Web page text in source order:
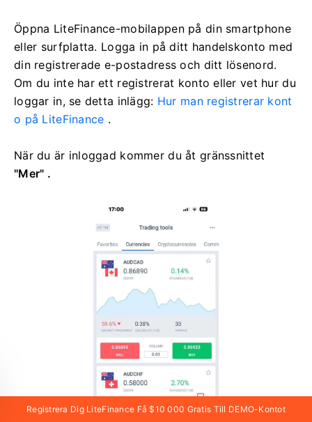
Öppna LiteFinance-mobilappen på din smartphone
eller surfplatta. Logga in på ditt handelskonto med
din registrerade e-postadress och ditt lösenord.
Om du inte har ett registrerat konto eller vet hur du
loggar in, se detta inlägg: Hur man registrerar kont
o på LiteFinance .
När du är inloggad kommer du åt gränssnittet
"Mer" .
Registrera Dig LiteFinance Få $10 000 Gratis Till DEMO-Kontot